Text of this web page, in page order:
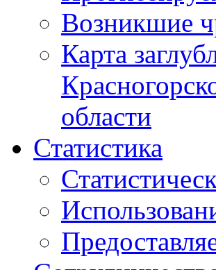
Возникшие
Карта
области
Статистика